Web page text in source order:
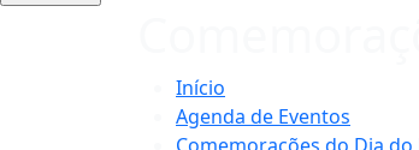
Início
Agenda de Eventos